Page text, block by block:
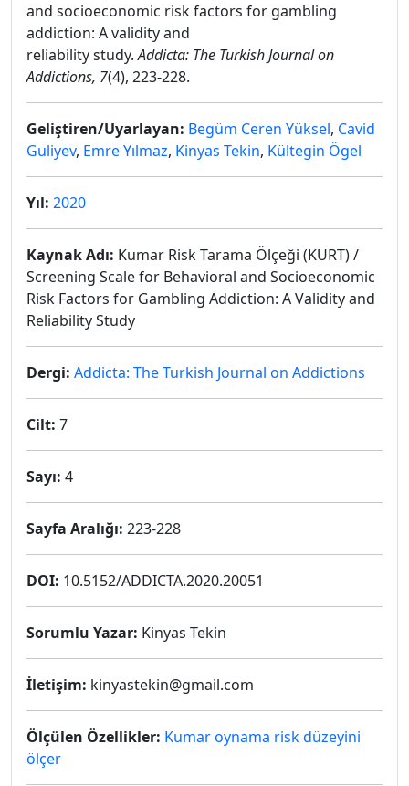
and socioeconomic risk factors for gambling
addiction: A validity and
reliability study.Addicta: The Turkish Journal on
Addictions, 7(4), 223-228.
Geliştiren/Uyarlayan: Begüm Ceren Yüksel, Cavid
Guliyev, Emre Yılmaz, Kinyas Tekin, Kültegin Ögel
Yıl: 2020
Kaynak Adı: Kumar Risk Tarama Ölçeği (KURT) /
Screening Scale for Behavioral and Socioeconomic
Risk Factors for Gambling Addiction: A Validity and
Reliability Study
Dergi: Addicta: The Turkish Journal on Addictions
Cilt: 7
Sayı: 4
Sayfa Aralığı: 223-228
DOI: 10.5152/ADDICTA.2020.20051
Sorumlu Yazar: Kinyas Tekin
İletişim: kinyastekin@gmail.com
Ölçülen Özellikler: Kumar oynama risk düzeyini
ölçer